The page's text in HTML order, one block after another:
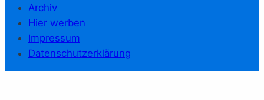
Archiv
Hier werben
Impressum
Datenschutzerklärung